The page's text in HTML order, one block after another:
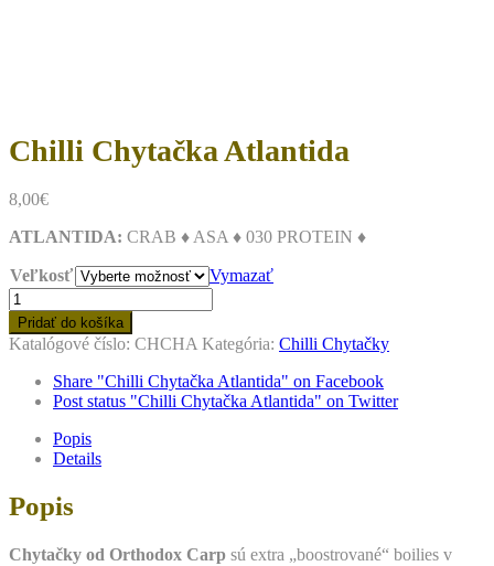
Chilli Chytačka Atlantida
8,00€
ATLANTIDA: CRAB ♦ ASA ♦ 030 PROTEIN ♦
Veľkosť
Vymazať
množstvo
Chilli
Chytačka
Atlantida
Pridať do košíka
Katalógové číslo: CHCHA Kategória: Chilli Chytačky
Share "Chilli Chytačka Atlantida" on Facebook
Post status "Chilli Chytačka Atlantida" on Twitter
Popis
Details
Popis
Chytačky od Orthodox Carp sú extra „boostrované“ boilies v